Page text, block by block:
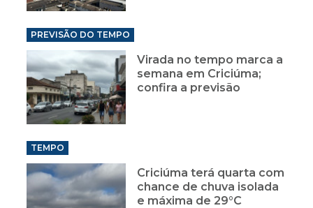
PREVISÃO DO TEMPO
Virada no tempo marca a
semana em Criciúma;
confira a previsão
TEMPO
Criciúma terá quarta com
chance de chuva isolada
e máxima de 29°C